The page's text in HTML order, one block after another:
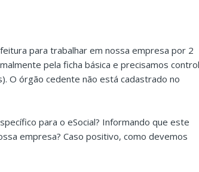
para trabalhar em nossa empresa por 2
pela ficha básica e precisamos
O órgão cedente não está cadastrado no
para o eSocial? Informando que este
empresa? Caso positivo, como devemos